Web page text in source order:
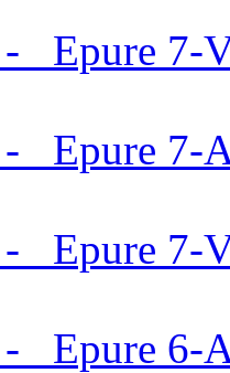
Epure 7-
Epure 7-
Epure 7-
Epure 6-